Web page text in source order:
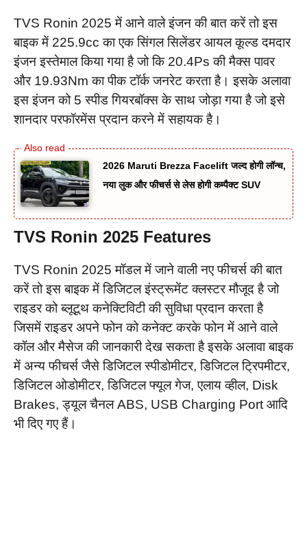
TVS Ronin 2025 में आने वाले इंजन की बात करें तो इस
बाइक में 225.9cc का एक सिंगल सिलेंडर आयल कूल्ड दमदार
इंजन इस्तेमाल किया गया है जो कि 20.4Ps की मैक्स पावर
और 19.93Nm का पीक टॉर्क जनरेट करता है। इसके अलावा
इस इंजन को 5 स्पीड गियरबॉक्स के साथ जोड़ा गया है जो इसे
शानदार परफॉरमेंस प्रदान करने में सहायक है।
2026 Maruti Brezza Facelift जल्द होगी लॉन्च,
नया लुक और फीचर्स से लेस होगी कम्पैक्ट SUV
TVS Ronin 2025 Features
TVS Ronin 2025 मॉडल में जाने वाली नए फीचर्स की बात
करें तो इस बाइक में डिजिटल इंस्ट्रूमेंट क्लस्टर मौजूद है जो
राइडर को ब्लूटूथ कनेक्टिविटी की सुविधा प्रदान करता है
जिसमें राइडर अपने फोन को कनेक्ट करके फोन में आने वाले
कॉल और मैसेज की जानकारी देख सकता है इसके अलावा बाइक
में अन्य फीचर्स जैसे डिजिटल स्पीडोमीटर, डिजिटल ट्रिपमीटर,
डिजिटल ओडोमीटर, डिजिटल फ्यूल गेज, एलाय व्हील, Disk
Brakes, ड्यूल चैनल ABS, USB Charging Port आदि
भी दिए गए हैं।